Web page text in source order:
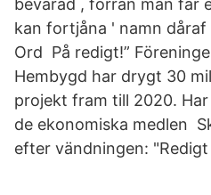
bevarad , förrån man får
kan fortjåna ' namn dåraf
Ord På redigt!”
Hembygd har drygt 30
projekt fram till 2020.
de ekonomiska medlen
efter vändningen: